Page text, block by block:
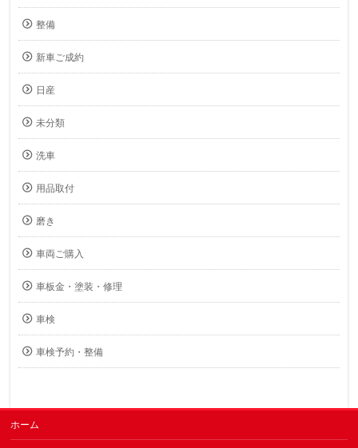
整備
新車ご成約
日産
未分類
洗車
用品取付
磨き
車両ご購入
車板金・塗装・修理
車検
車検予約・整備
ホーム